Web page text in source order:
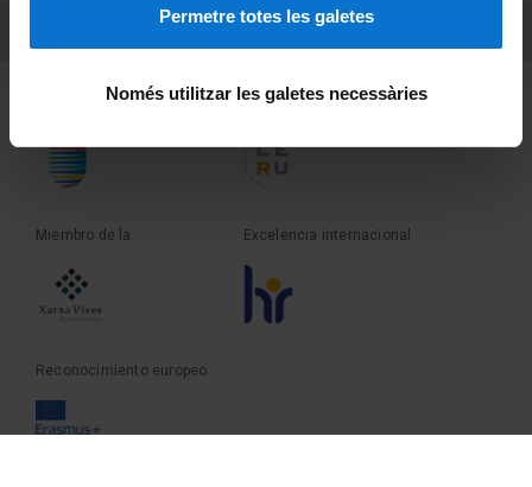
Permetre totes les galetes
Només utilitzar les galetes necessàries
Fundadora de la Miembro de la
Miembro de la Excelencia internacional
Reconocimiento europeo